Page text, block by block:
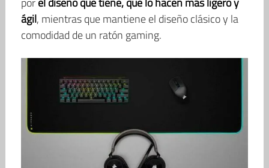
ágil, mientras que mantiene el diseño clásico y la
comodidad de un ratón gaming.